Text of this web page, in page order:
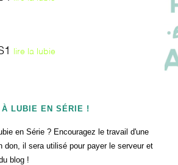
lire la lubie
À LUBIE EN SÉRIE !
en Série ? Encouragez le travail d'une
don, il sera utilisé pour payer le serveur et
blog !